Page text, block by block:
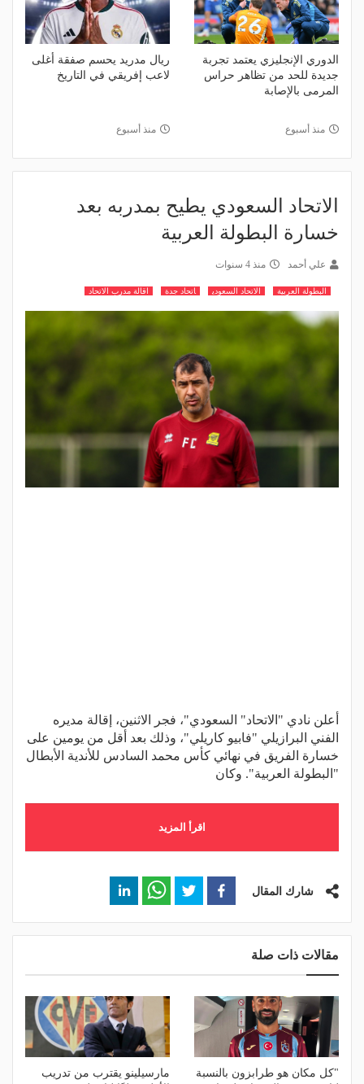
الدوري الإنجليزي يعتمد تجربة
جديدة للحد من تظاهر حراس
المرمى بالإصابة
منذ أسبوع
ريال مدريد يحسم صفقة أغلى
لاعب إفريقي في التاريخ
منذ أسبوع
الاتحاد السعودي يطيح بمدربه بعد
خسارة البطولة العربية
علي أحمد منذ 4 سنوات
البطولة العربية الاتحاد السعودي اتحاد جدة اقالة مدرب الاتحاد
أعلن نادي "الاتحاد" السعودي"، فجر الاثنين، إقالة مديره
الفني البرازيلي "فابيو كاريلي"، وذلك بعد أقل من يومين على
خسارة الفريق في نهائي كأس محمد السادس للأندية الأبطال
"البطولة العربية". وكان
اقرأ المزيد
شارك المقال
مقالات ذات صلة
"كل مكان هو طرابزون بالنسبة
مارسيلينو يقترب من تدريب